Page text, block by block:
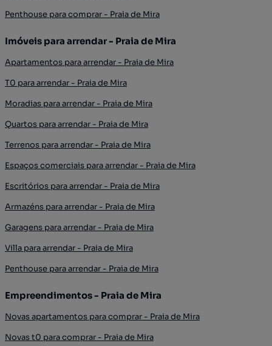
Penthouse para comprar - Praia de Mira
Imóveis para arrendar - Praia de Mira
Apartamentos para arrendar - Praia de Mira
T0 para arrendar - Praia de Mira
Moradias para arrendar - Praia de Mira
Quartos para arrendar - Praia de Mira
Terrenos para arrendar - Praia de Mira
Espaços comerciais para arrendar - Praia de Mira
Escritórios para arrendar - Praia de Mira
Armazéns para arrendar - Praia de Mira
Garagens para arrendar - Praia de Mira
Villa para arrendar - Praia de Mira
Penthouse para arrendar - Praia de Mira
Empreendimentos - Praia de Mira
Novas apartamentos para comprar - Praia de Mira
Novas t0 para comprar - Praia de Mira